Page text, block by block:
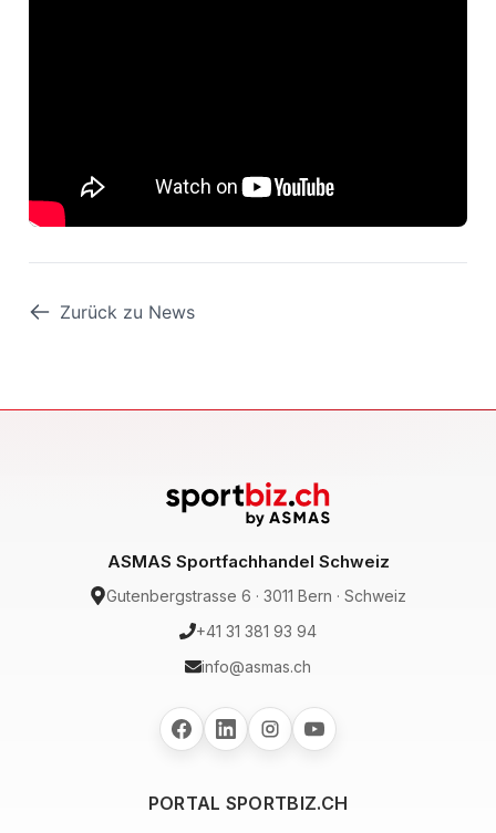
Zurück zu News
ASMAS Sportfachhandel Schweiz
Gutenbergstrasse 6 · 3011 Bern · Schweiz
+41 31 381 93 94
info@asmas.ch
PORTAL SPORTBIZ.CH